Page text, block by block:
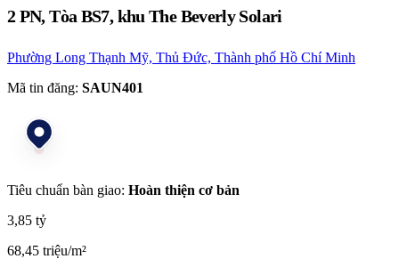
2 PN, Tòa BS7, khu The Beverly Solari
Phường Long Thạnh Mỹ, Thủ Đức, Thành phố Hồ Chí Minh
Mã tin đăng: SAUN401
Tiêu chuẩn bàn giao: Hoàn thiện cơ bản
3,85 tỷ
68,45 triệu/m²